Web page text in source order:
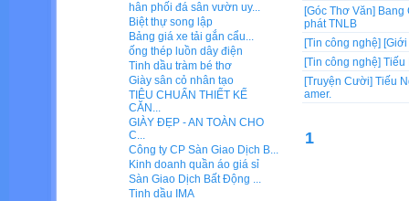
[Góc Thơ Văn] Bang
phát TNLB
[Tin công nghệ]
[Tin công nghệ] Tiếu
[Truyện Cười] Tiếu
amer.
1
hân phối đá sân vườn uy...
Biệt thự song lập
Bảng giá xe tải gắn cẩu...
ống thép luồn dây điện
Tinh dầu tràm bé thơ
Giày sân cỏ nhân tạo
TIÊU CHUẨN THIẾT KẾ
CĂN...
GIÀY ĐẸP - AN TOÀN CHO
C...
Công ty CP Sàn Giao Dịch B...
Kinh doanh quần áo giá sỉ
Sàn Giao Dịch Bất Động ...
Tinh dầu IMA